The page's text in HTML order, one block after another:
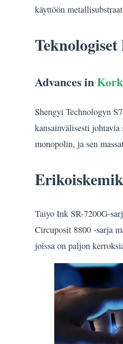
käyttöön
Advances in
Shengyi Technologyn
kansainvälisesti
monopolin, ja sen
Taiyo Ink SR-7200G-
Circuposit 8800 -sarja
joissa on paljon